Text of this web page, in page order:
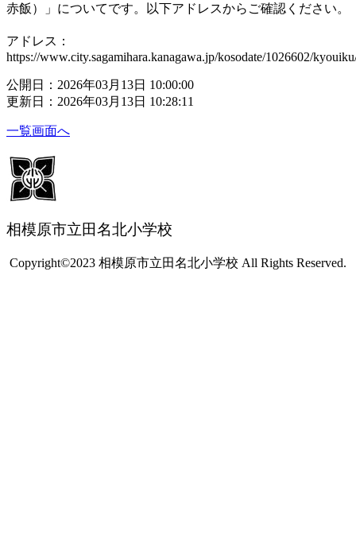
赤飯）」についてです。以下アドレスからご確認ください。
アドレス：
https://www.city.sagamihara.kanagawa.jp/kosodate/1026602/
公開日：2026年03月13日 10:00:00
更新日：2026年03月13日 10:28:11
一覧画面へ
相模原市立田名北小学校
Copyright©2023 相模原市立田名北小学校 All Rights Reserved.